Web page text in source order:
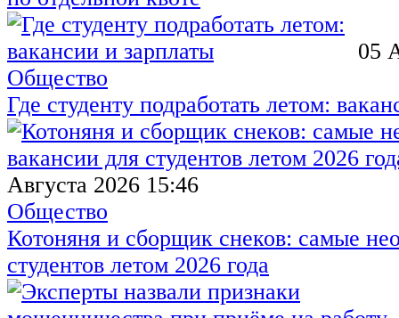
05
Общество
Где студенту подработать летом:
Августа 2026 15:46
Общество
Котоняня и сборщик снеков: самые
студентов летом 2026 года